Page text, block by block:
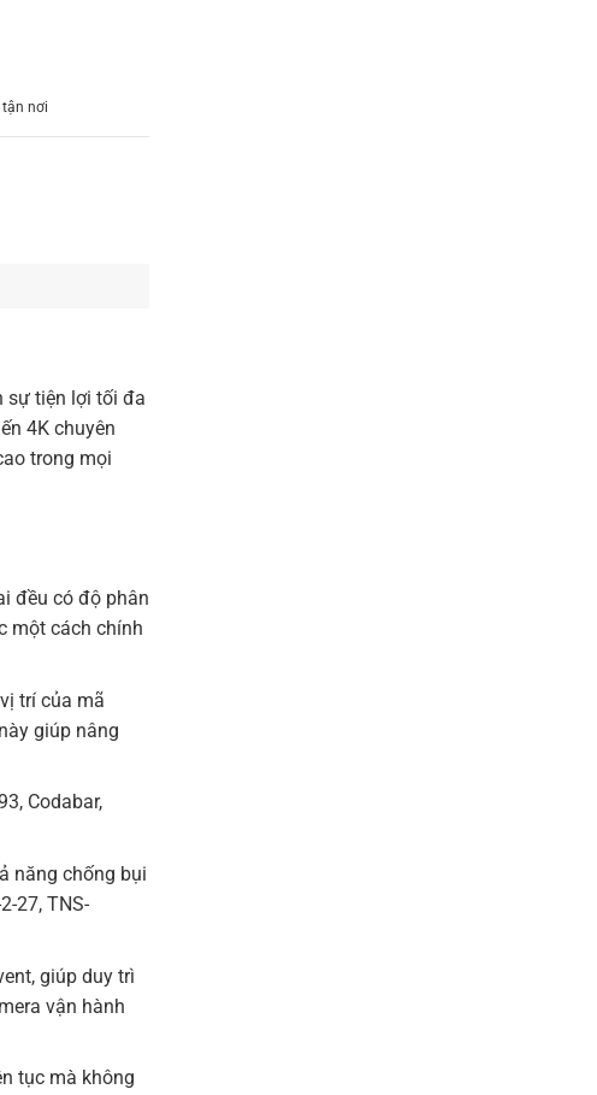
tận nơi
sự tiện lợi tối đa
4K chuyên
trong mọi
đều có độ phân
một cách chính
trí của mã
giúp nâng
Codabar,
năng chống bụi
27, TNS-
giúp duy trì
vận hành
tục mà không